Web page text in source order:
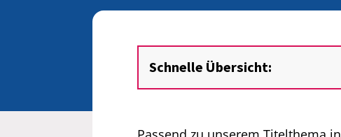
Schnelle Übersicht: